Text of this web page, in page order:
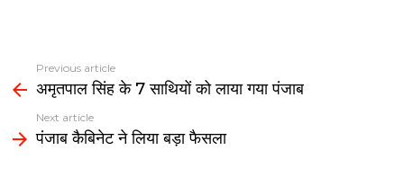
more
Previous article
अमृतपाल सिंह के 7 साथियों को लाया गया पंजाब
Next article
पंजाब कैबिनेट ने लिया बड़ा फैसला